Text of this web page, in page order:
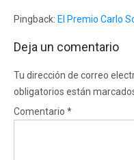
Pingback: El Premio Carlo
Deja un comentario
Tu dirección de correo
obligatorios están
Comentario *